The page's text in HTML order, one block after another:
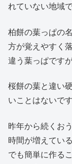
れていない地域
柏餅の葉っぱの
方が覚えやすく
違う葉っぱです
桜餅の葉と違い
いことはないで
昨年から続くお
時間が増えてい
でも簡単に作る